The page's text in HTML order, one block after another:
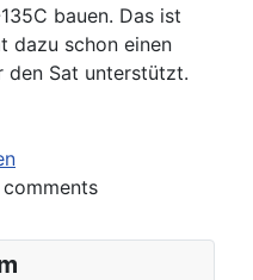
bauen. Das ist
dazu schon einen
den Sat unterstützt.